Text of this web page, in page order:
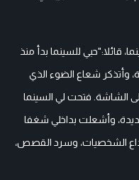
قائلا:"حبي للسينما بدأ منذ
شعاع الضوء الذي
الشاشة. فتحت لي السينما
وأشعلت بداخلي شغفا
الشخصيات، وسرد القصص،